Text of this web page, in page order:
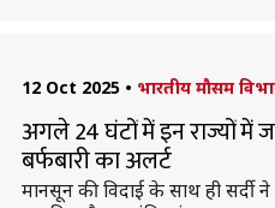
12 Oct 2025 • भारतीय मौसम
अगले 24 घंटों में इन राज्यों में
बर्फबारी का अलर्ट
मानसून की विदाई के साथ ही सर्दी